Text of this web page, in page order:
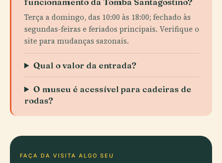
Terça a domingo, das 10:00 às 18:00; fechado às
segundas-feiras e feriados principais. Verifique o
site para mudanças sazonais.
Qual o valor da entrada?
O museu é acessível para cadeiras de
rodas?
FAÇA DA VISITA ALGO SEU